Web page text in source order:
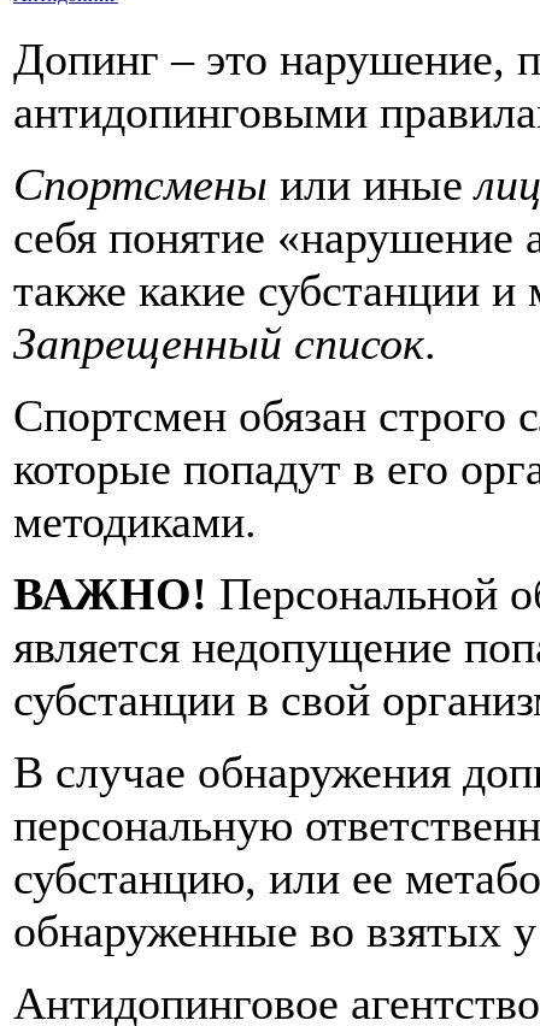
Допинг – это нарушение,
антидопинговыми
Спортсмены или иные
себя понятие «нарушение
также какие субстанции
Запрещенный список.
Спортсмен обязан
которые попадут в его
методиками.
ВАЖНО! Персональной
является недопущение
субстанции в свой
В случае обнаружения
персональную
субстанцию, или ее
обнаруженные во взятых
Антидопинговое